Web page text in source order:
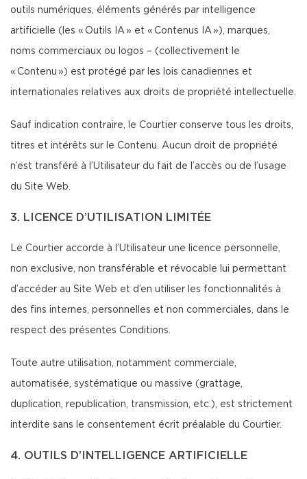
outils numériques, éléments générés par intelligence
artificielle (les « Outils IA » et « Contenus IA »), marques,
noms commerciaux ou logos – (collectivement le
« Contenu ») est protégé par les lois canadiennes et
internationales relatives aux droits de propriété intellectuelle.
Sauf indication contraire, le Courtier conserve tous les droits,
titres et intérêts sur le Contenu. Aucun droit de propriété
n’est transféré à l’Utilisateur du fait de l’accès ou de l’usage
du Site Web.
3. LICENCE D’UTILISATION LIMITÉE
Le Courtier accorde à l’Utilisateur une licence personnelle,
non exclusive, non transférable et révocable lui permettant
d’accéder au Site Web et d’en utiliser les fonctionnalités à
des fins internes, personnelles et non commerciales, dans le
respect des présentes Conditions.
Toute autre utilisation, notamment commerciale,
automatisée, systématique ou massive (grattage,
duplication, republication, transmission, etc.), est strictement
interdite sans le consentement écrit préalable du Courtier.
4. OUTILS D’INTELLIGENCE ARTIFICIELLE